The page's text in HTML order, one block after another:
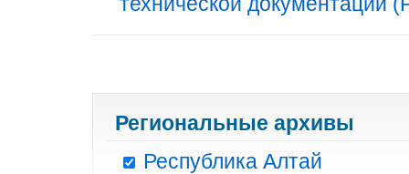
технической документации
Региональные архивы
Республика Алтай